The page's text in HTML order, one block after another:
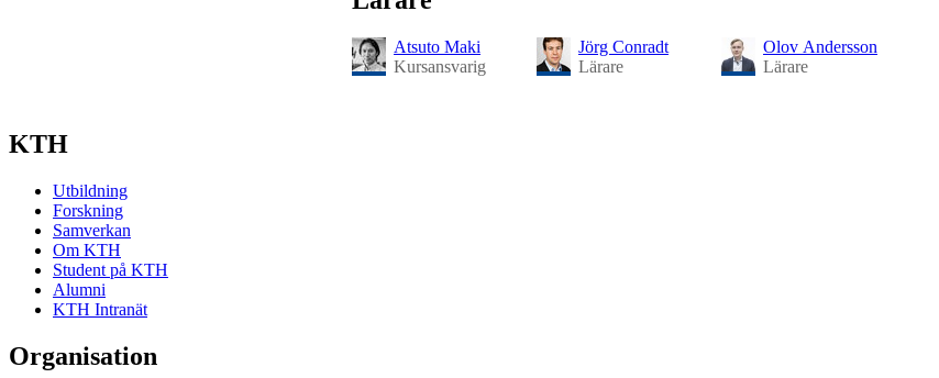
Atsuto Maki
Kursansvarig
Jörg Conradt
Lärare
Olov Andersson
Lärare
KTH
Utbildning
Forskning
Samverkan
Om KTH
Student på KTH
Alumni
KTH Intranät
Organisation